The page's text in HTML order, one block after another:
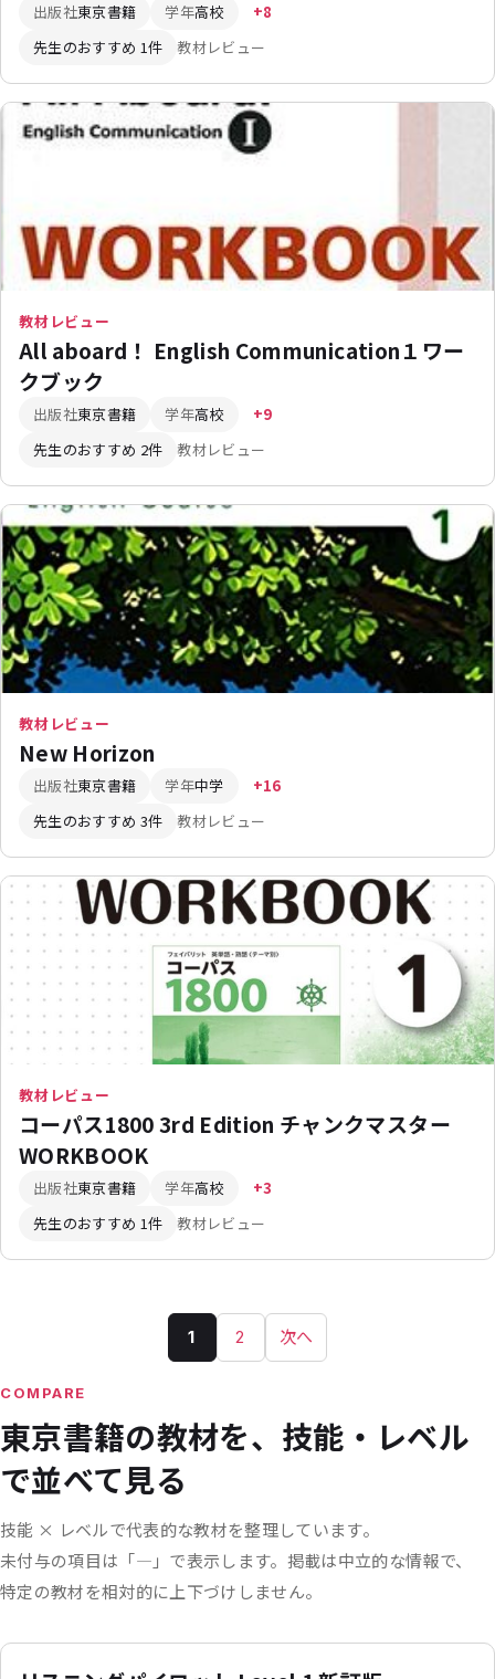
出版社東京書籍 学年高校
+8
先生のおすすめ 1件
教材レビュー
教材レビュー
All aboard！ English Communication１ワー
クブック
出版社東京書籍 学年高校
+9
先生のおすすめ 2件
教材レビュー
教材レビュー
New Horizon
出版社東京書籍 学年中学
+16
先生のおすすめ 3件
教材レビュー
教材レビュー
コーパス1800 3rd Edition チャンクマスター
WORKBOOK
出版社東京書籍 学年高校
+3
先生のおすすめ 1件
教材レビュー
ペ
ジ
り
1 2 次へ
COMPARE
東京書籍の教材を、技能・レベル
で並べて見る
技能 × レベルで代表的な教材を整理しています。
未付与の項目は「—」で表示します。 掲載は中立的な情報で、
特定の教材を相対的に上下づけしません。